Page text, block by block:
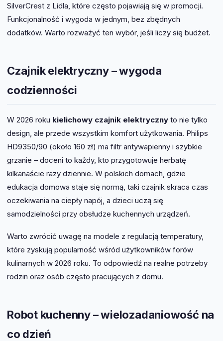
SilverCrest z Lidla, które często pojawiają się w promocji.
Funkcjonalność i wygoda w jednym, bez zbędnych
dodatków. Warto rozważyć ten wybór, jeśli liczy się budżet.
Czajnik elektryczny – wygoda
codzienności
W 2026 roku kielichowy czajnik elektryczny to nie tylko
design, ale przede wszystkim komfort użytkowania. Philips
HD9350/90 (około 160 zł) ma filtr antywapienny i szybkie
grzanie – doceni to każdy, kto przygotowuje herbatę
kilkanaście razy dziennie. W polskich domach, gdzie
edukacja domowa staje się normą, taki czajnik skraca czas
oczekiwania na ciepły napój, a dzieci uczą się
samodzielności przy obsłudze kuchennych urządzeń.
Warto zwrócić uwagę na modele z regulacją temperatury,
które zyskują popularność wśród użytkowników forów
kulinarnych w 2026 roku. To odpowiedź na realne potrzeby
rodzin oraz osób często pracujących z domu.
Robot kuchenny – wielozadaniowość na
co dzień